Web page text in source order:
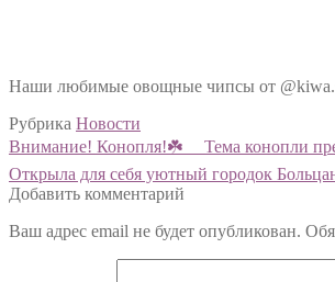
Наши любимые овощные чипсы от
Рубрика Новости
Навигация
по
записям
Предыдущий:
Внимание! Конопля!☘️ ⠀ Тема конопли
Следующий:
Открыла для себя уютный городок
Добавить комментарий
Ваш адрес email не будет опубликован.